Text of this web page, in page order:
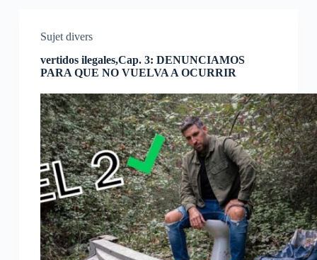
Sujet divers
vertidos ilegales,Cap. 3: DENUNCIAMOS
PARA QUE NO VUELVA A OCURRIR